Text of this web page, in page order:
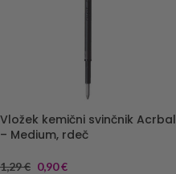
Vložek kemični svinčnik Acrbal
– Medium, rdeč
1,29€ 0,90€